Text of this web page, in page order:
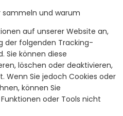
sammeln und warum
auf unserer Website an,
der folgenden Tracking-
Sie können diese
löschen oder deaktivieren,
Wenn Sie jedoch Cookies oder
können Sie
oder Tools nicht